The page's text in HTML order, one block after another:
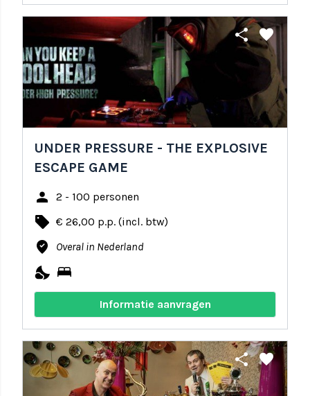
share favorite
UNDER PRESSURE - THE EXPLOSIVE
ESCAPE GAME
person 2 - 100 personen
local_offer € 26,00 p.p. (incl. btw)
where_to_vote Overal in Nederland
nights_stay bed
Informatie aanvragen
share favorite